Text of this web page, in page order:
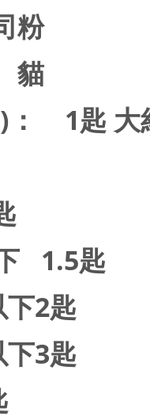
粉
貓
： 1匙 大
1.5匙
下2匙
3匙